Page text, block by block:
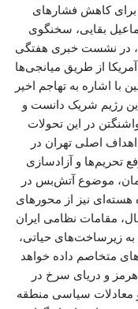
کاهش فشارهای
بقایی، سخنگوی
در نشست خبری هفتگی
از طریق میانجی‌ها
اشاره به تهاجم اخیر
رژیم شریک دانست و
در این تحولات
اهداف اصلی تهران در
تحریم‌ها و آزادسازی
موضوع آتش‌بس در
هسته‌ای نیز از محورهای
مقامات نظامی ایران
زیرساخت‌های حیاتی،
متخاصم داده خواهد
و دریای سرخ در
و معادلات سیاسی منطقه